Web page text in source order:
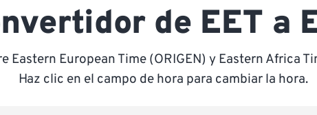
de EET a
Eastern European Time (ORIGEN) y Eastern Africa
Haz clic en el campo de hora para cambiar la hora.